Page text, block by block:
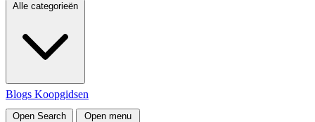
Alle categorieën
Blogs Koopgidsen
Open Search Open menu